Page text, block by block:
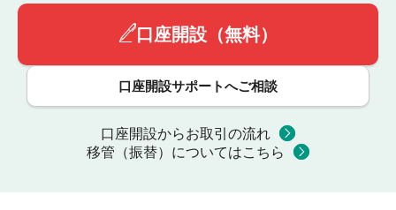
口座開設（無料）
口座開設サポートへご相談
口座開設からお取引の流れ
移管（振替）についてはこちら